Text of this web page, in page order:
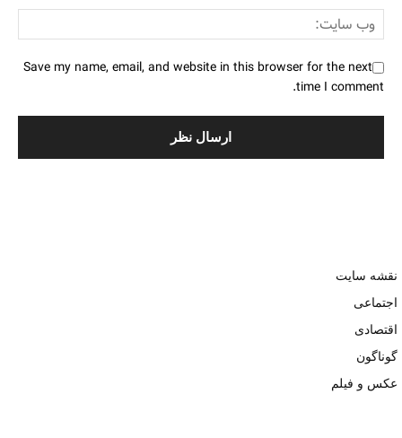
Save my name, email, and website in this browser for the next
time I comment.
نقشه سایت
اجتماعی
اقتصادی
گوناگون
عکس و فیلم